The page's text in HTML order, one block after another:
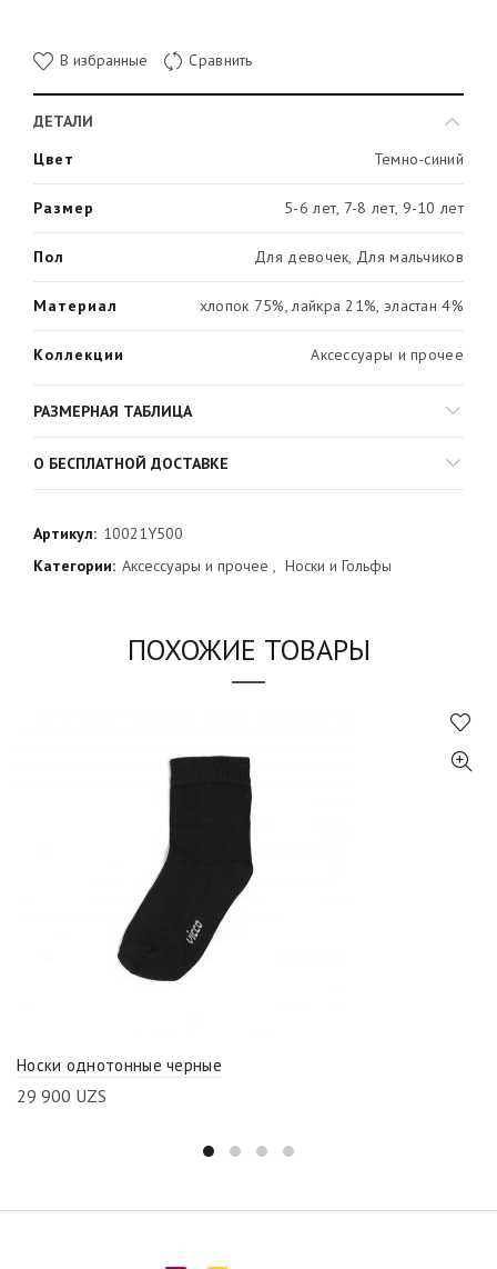
В избранные Сравнить
ДЕТАЛИ
Цвет
Темно-синий
Размер 5-6 лет, 7-8 лет, 9-10 лет
Пол Для девочек, Для мальчиков
Материал хлопок 75%, лайкра 21%, эластан 4%
Коллекции Аксессуары и прочее
РАЗМЕРНАЯ ТАБЛИЦА
О БЕСПЛАТНОЙ ДОСТАВКЕ
Артикул: 10021Y500
Категории: Аксессуары и прочее , Носки и Гольфы
ПОХОЖИЕ ТОВАРЫ
Носки однотонные черные
29 900 UZS